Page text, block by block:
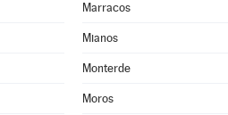
Marracos
Mianos
Monterde
Moros